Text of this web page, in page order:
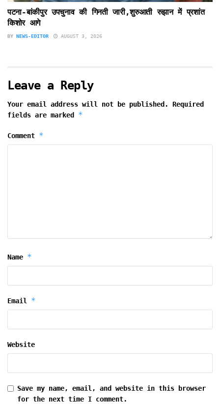
पटना-बांकीपुर उपचुनाव की गिनती जारी,शुरुआती रुझान में प्रशांत
किशोर आगे
BY NEWS-EDITOR AUGUST 3, 2026
Leave a Reply
Your email address will not be published.
Required
fields are marked *
Comment *
Name *
Email *
Website
Save my name, email, and website in this browser
for the next time I comment.